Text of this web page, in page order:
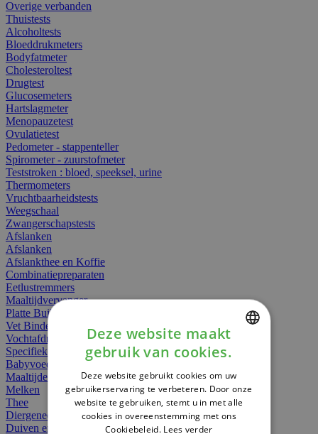
Overige verbanden
Thuistests
Alcoholtests
Bloeddrukmeters
Bodyfatmeter
Cholesteroltest
Drugtest
Glucosemeters
Hartslagmeter
Menopauzetest
Ovulatietest
Pedometer - stappenteller
Spirometer - zuurstofmeter
Teststroken : bloed, speeksel, urine
Thermometers
Vruchtbaarheidstests
Weegschaal
Zwangerschapstests
Afslanken
Afslanken
Afslankthee en Koffie
Combinatiepreparaten
Eetlustremmers
Maaltijdvervanger
Platte Buik
Vet Binders
Vochtafdrijvers
Specifieke Voeding
Babyvoeding
Maaltijden
Melken
Thee
Diergeneesmiddelen
Duiven en vogels
DUTCH
FRENCH
ENGLISH
Deze website maakt
gebruik van cookies.
Deze website gebruikt cookies om uw
gebruikerservaring te verbeteren. Door onze
website te gebruiken, stemt u in met alle
cookies in overeenstemming met ons
Cookiebeleid. Lees verder